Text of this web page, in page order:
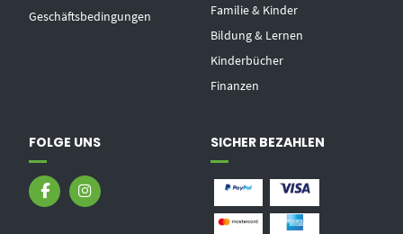
Geschäftsbedingungen
Familie & Kinder
Bildung & Lernen
Kinderbücher
Finanzen
FOLGE UNS SICHER BEZAHLEN